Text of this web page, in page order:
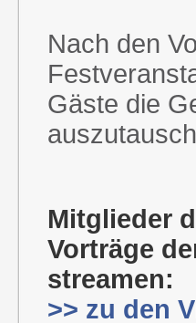
Nach den
Gäste die
Mitglieder
Vorträge
streamen:
>> zu den